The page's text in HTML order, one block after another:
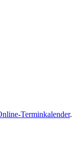
Terminkalender.